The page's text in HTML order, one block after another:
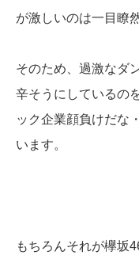
が激しいのは一目瞭然
そのため、過激なダ
辛そうにしているの
ック企業顔負けだな
います。
もちろんそれが欅坂